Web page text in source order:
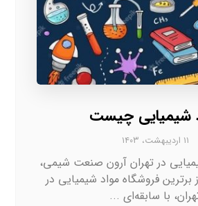
شیمیایی چیست
۱۱ اردیبهشت، ۱۴۰۳
در تهران آرون صنعت شیمی،
برترین فروشگاه‌ مواد شیمیایی در
با سابقه‌ای ...